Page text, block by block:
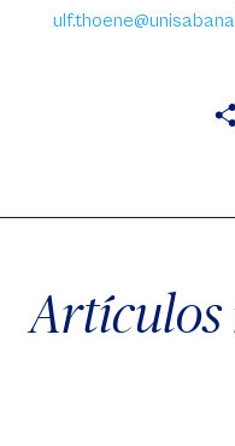
Artículos